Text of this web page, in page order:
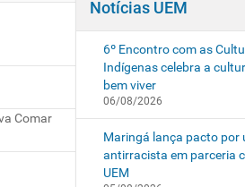
Comar
Notícias UEM
6º Encontro com as
Indígenas celebra a
bem viver
06/08/2026
Maringá lança pacto por
antirracista em parceria
UEM